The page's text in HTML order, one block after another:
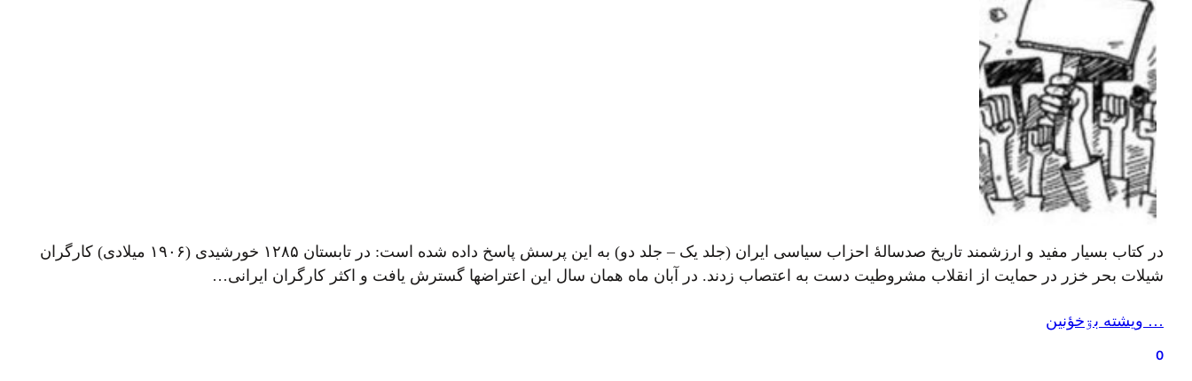
در کتاب بسیار مفید و ارزشمند تاریخ صدسالهٔ احزاب سیاسی ایران (جلد یک – جلد دو) به این پرسش پاسخ داده شده است: در تابستان ۱۲۸۵ خورشیدی (۱۹۰۶ میلادی) کارگران
شیلات بحر خزر در حمایت از انقلاب مشروطیت دست به اعتصاب زدند. در آبان ماه همان سال این اعتراضها گسترش یافت و اکثر کارگران ایرانی…
… ويشته بۊخؤنين
0